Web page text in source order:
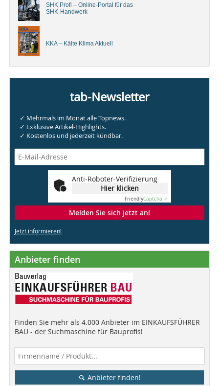
SHK Profi – Online-Portal für das
SHK-Handwerk
KKA – Kälte Klima Aktuell
tab-Newsletter
✓ Mehrmals im Monat alle Topnews.
✓ Exklusive Artikel-Highlights.
✓ Kostenlos und jederzeit kündbar.
Anti-Roboter-Verifizierung
Hier klicken
FriendlyCaptcha ⇗
Melden Sie sich jetzt an!
Jetzt informieren!
Anbieter finden
Finden Sie mehr als 4.000 Anbieter im EINKAUFSFÜHRER
BAU - der Suchmaschine für Bauprofis!
Anbieter finden!